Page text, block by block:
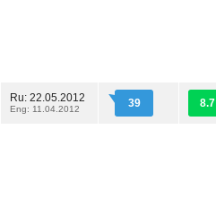
Ru: 22.05.2012
Eng: 11.04.2012 39 8.7